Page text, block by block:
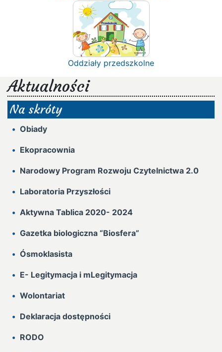
Oddziały przedszkolne
Aktualności
Na skróty
Obiady
Ekopracownia
Narodowy Program Rozwoju Czytelnictwa 2.0
Laboratoria Przyszłości
Aktywna Tablica 2020- 2024
Gazetka biologiczna “Biosfera”
Ósmoklasista
E- Legitymacja i mLegitymacja
Wolontariat
Deklaracja dostępności
RODO